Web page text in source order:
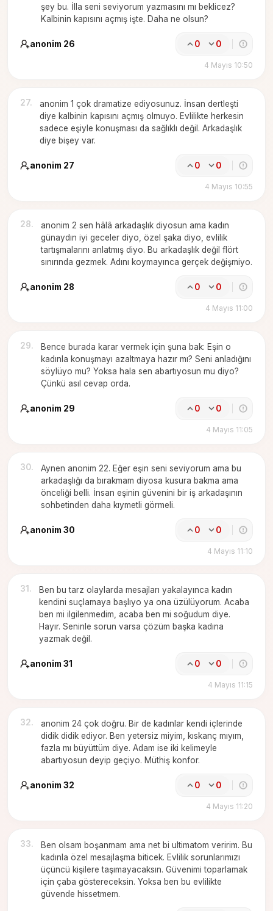
şey bu. İlla seni seviyorum yazmasını mı beklicez?
Kalbinin kapısını açmış işte. Daha ne olsun?
anonim 26 0 0
4 Mayıs 10:50
27.
anonim 1 çok dramatize ediyosunuz. İnsan dertleşti
diye kalbinin kapısını açmış olmuyo. Evlilikte herkesin
sadece eşiyle konuşması da sağlıklı değil. Arkadaşlık
diye bişey var.
anonim 27 0 0
4 Mayıs 10:55
28.
anonim 2 sen hâlâ arkadaşlık diyosun ama kadın
günaydın iyi geceler diyo, özel şaka diyo, evlilik
tartışmalarını anlatmış diyo. Bu arkadaşlık değil flört
sınırında gezmek. Adını koymayınca gerçek değişmiyo.
anonim 28 0 0
4 Mayıs 11:00
29.
Bence burada karar vermek için şuna bak: Eşin o
kadınla konuşmayı azaltmaya hazır mı? Seni anladığını
söylüyo mu? Yoksa hala sen abartıyosun mu diyo?
Çünkü asıl cevap orda.
anonim 29 0 0
4 Mayıs 11:05
30.
Aynen anonim 22. Eğer eşin seni seviyorum ama bu
arkadaşlığı da bırakmam diyosa kusura bakma ama
önceliği belli. İnsan eşinin güvenini bir iş arkadaşının
sohbetinden daha kıymetli görmeli.
anonim 30 0 0
4 Mayıs 11:10
31 .
Ben bu tarz olaylarda mesajları yakalayınca kadın
kendini suçlamaya başlıyo ya ona üzülüyorum. Acaba
ben mi ilgilenmedim, acaba ben mi soğudum diye.
Hayır. Seninle sorun varsa çözüm başka kadına
yazmak değil.
anonim 31 0 0
4 Mayıs 11:15
32.
anonim 24 çok doğru. Bir de kadınlar kendi içlerinde
didik didik ediyor. Ben yetersiz miyim, kıskanç mıyım,
fazla mı büyüttüm diye. Adam ise iki kelimeyle
abartıyosun deyip geçiyo. Müthiş konfor.
anonim 32 0 0
4 Mayıs 11:20
33.
Ben olsam boşanmam ama net bi ultimatom veririm. Bu
kadınla özel mesajlaşma biticek. Evlilik sorunlarımızı
üçüncü kişilere taşımayacaksın. Güvenimi toparlamak
için çaba göstereceksin. Yoksa ben bu evlilikte
güvende hissetmem.